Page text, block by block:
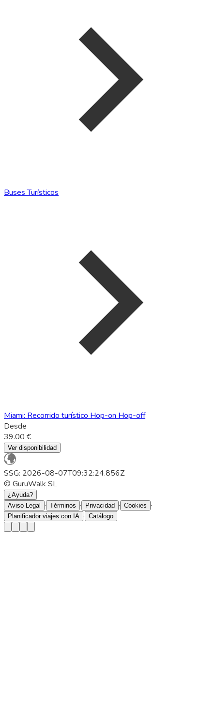
Buses Turísticos
Miami: Recorrido turístico Hop-on Hop-off
Desde
39.00 €
Ver disponibilidad
SSG: 2026-08-07T09:32:24.856Z
© GuruWalk SL
¿Ayuda?
Aviso Legal
· Términos · Privacidad · Cookies ·
Planificador viajes con IA · Catálogo